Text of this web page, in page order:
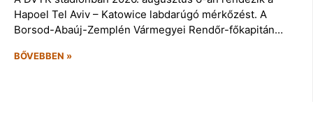
Hapoel Tel Aviv – Katowice labdarúgó mérkőzést. A
Borsod-Abaúj-Zemplén Vármegyei Rendőr-főkapitán…
BŐVEBBEN »